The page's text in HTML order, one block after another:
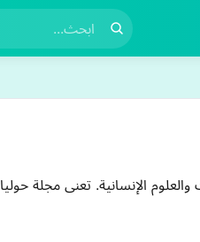
الإنسانية. تعنى مجلة